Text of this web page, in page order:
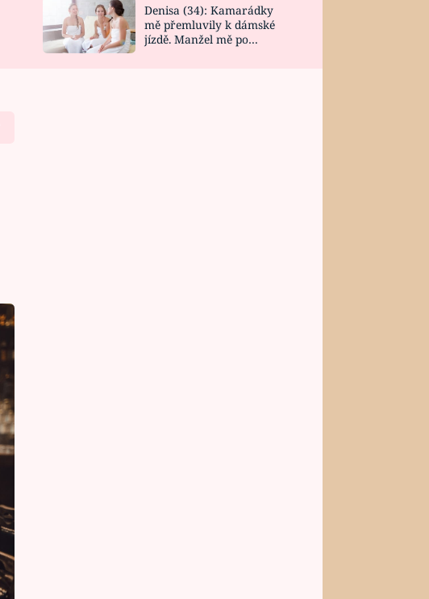
DESIGN
Denisa (34): Kamarádky
mě přemluvily k dámské
jízdě. Manžel mě po